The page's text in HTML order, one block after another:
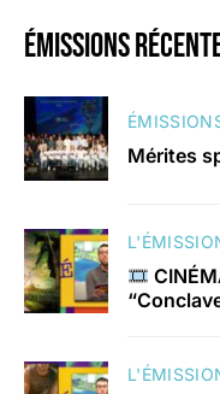
émissions
Mérites